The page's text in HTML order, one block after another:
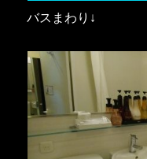
バスまわり↓